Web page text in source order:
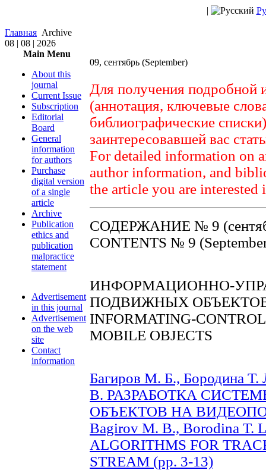
|
Главная Archive
08 | 08 | 2026
Main Menu
About this
journal
Current Issue
Subscription
Editorial
Board
General
information
for authors
Purchase
digital version
of a single
article
Archive
Publication
ethics and
publication
malpractice
statement
Advertisement
in this journal
Advertisement
on the web
site
Contact
information
09, сентябрь (September)
Для получения подробной
(аннотация, ключевые
библиографические
заинтересовавшей вас
For detailed information on
author information, and
the article you are interested
СОДЕРЖАНИЕ № 9
CONTENTS № 9
ИНФОРМАЦИОННО-
ПОДВИЖНЫХ
INFORMATING-
MOBILE OBJECTS
Багиров М. Б., Бородина
В. РАЗРАБОТКА
ОБЪЕКТОВ НА
Bagirov M. B., Borodina T.
ALGORITHMS FOR
STREAM (pp. 3-13)